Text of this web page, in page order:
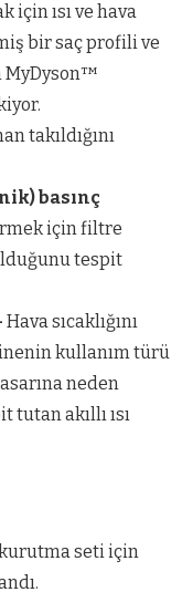
için ısı ve hava
bir saç profili ve
MyDyson™
takıldığını
basınç
için filtre
tespit
Hava sıcaklığını
kullanım türü
neden
tutan akıllı ısı
seti için